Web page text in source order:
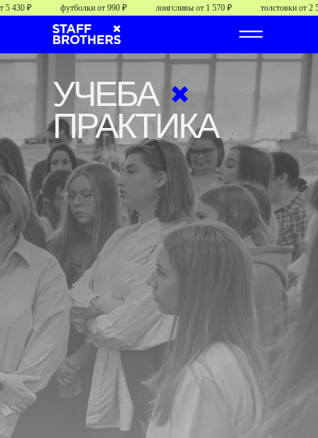
₽ футболки от 990 ₽ лонгсливы от 1 570 ₽ толстовки от 2 560
УЧЕБА
ПРАКТИКА